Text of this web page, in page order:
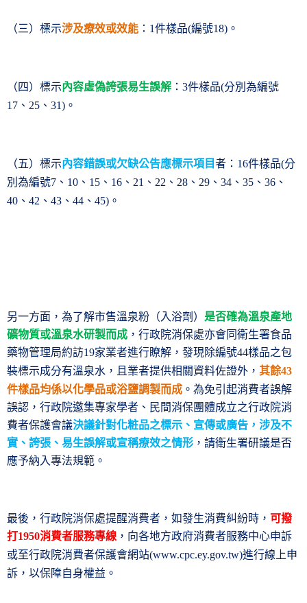
（三）標示涉及療效或效能 ： 1件樣品(編號18) 。
（四）標示內容虛偽誇張易生誤解 ： 3件樣品(分別為編號
17 、 25 、 31) 。
（五）標示內容錯誤或欠缺公告應標示項目者： 16件樣品(分
別為編號7 、 10 、 15 、 16 、 21 、 22 、 28 、 29 、 34 、 35 、 36 、
40 、 42 、 43 、 44 、 45) 。
另一方面，為了解市售溫泉粉（入浴劑） 是否確為溫泉產地
礦物質或溫泉水研製而成 ，行政院消保處亦會同衛生署食品
藥物管理局約訪19家業者進行瞭解，發現除編號44樣品之包
裝標示成分有溫泉水，且業者提供相關資料佐證外， 其餘43
件樣品均係以化學品或浴鹽調製而成 。為免引起消費者誤解
誤認，行政院邀集專家學者、民間消保團體成立之行政院消
費者保護會議決議針對化粧品之標示、宣傳或廣告，涉及不
實、誇張、易生誤解或宣稱療效之情形 ，請衛生署研議是否
應予納入專法規範。
最後，行政院消保處提醒消費者，如發生消費糾紛時， 可撥
打1950消費者服務專線 ，向各地方政府消費者服務中心申訴
或至行政院消費者保護會網站(www.cpc.ey.gov.tw)進行線上申
訴，以保障自身權益。